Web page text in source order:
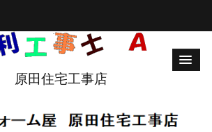
原田住宅工事店